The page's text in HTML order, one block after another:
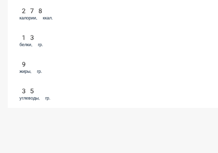
278
калории, ккал.
13
белки, гр.
9
жиры, гр.
35
углеводы, гр.